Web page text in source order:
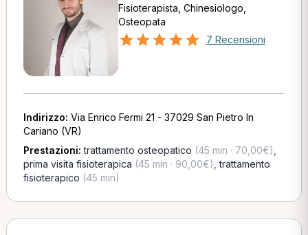
Fisioterapista, Chinesiologo,
Osteopata
7 Recensioni
Indirizzo: Via Enrico Fermi 21 - 37029 San Pietro In
Cariano (VR)
Prestazioni:trattamento osteopatico (45 min · 70,00€)
prima visita fisioterapica (45 min · 90,00€) ,trattamento
fisioterapico (45 min)